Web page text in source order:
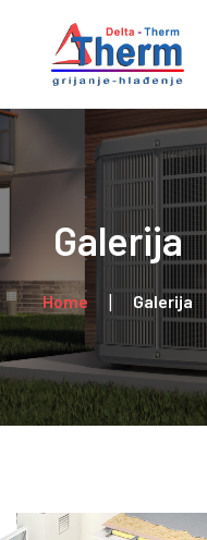
Galerija
Home Galerija